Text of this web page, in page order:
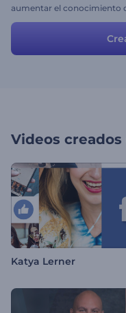
aumentar el conocimiento
su empresa y generar
Simplemente cree las
la ayuda de más de 300
Videos
Katya Lerner